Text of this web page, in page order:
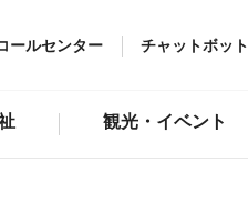
ールセンター チャットボット
観光・イベント